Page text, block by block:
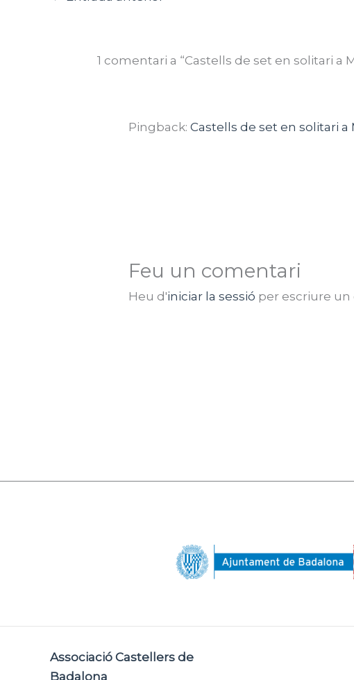
1 comentari a “Castells de set en solitari a
Pingback:Castells de set en solitari
Feu un comentari
Heu d'iniciar la sessió per escriure un
Associació Castellers de
Badalona